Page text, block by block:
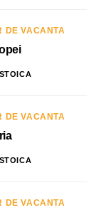
DE VACANTA
DE VACANTA
DE VACANTA